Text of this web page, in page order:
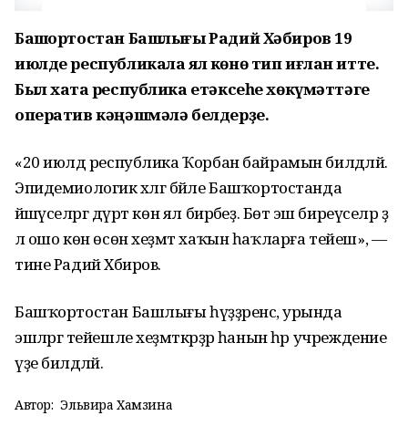
Башҡортостан Башлығы Радий Хәбиров 19
июлде республикала ял көнө тип иғлан итте.
Был хаҡта республика етәксеһе хөкүмәттәге
оператив кәңәшмәлә белдерҙе.
«20 июлдә республика Ҡорбан байрамын билдәләй.
Эпидемиологик хәлгә бәйле Башҡортостанда
йәшәүселәргә дүрт көн ял бирәбеҙ. Бөтә эш биреүселәр ҙә
лә ошо көн өсөн хеҙмәт хаҡын һаҡларға тейеш», —
тине Радий Хәбиров.
Башҡортостан Башлығы һүҙҙәренсә, урында
эшләргә тейешле хеҙмәткәрҙәр һанын һәр учреждение
үҙе билдәләй.
Автор: Эльвира Хамзина